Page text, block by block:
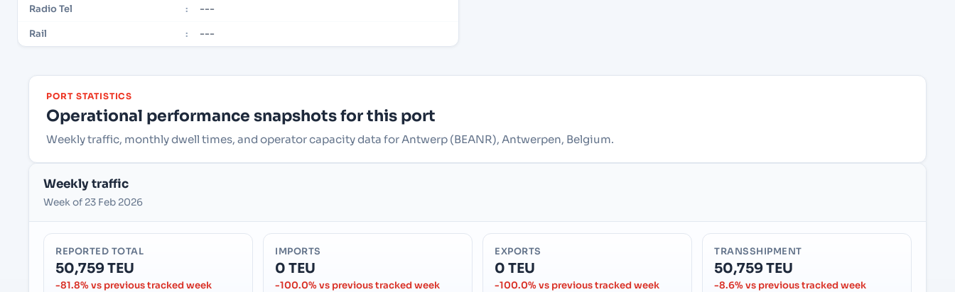
Radio Tel : ---
Rail : ---
PORT STATISTICS
Operational performance snapshots for this port
Weekly traffic, monthly dwell times, and operator capacity data for Antwerp (BEANR), Antwerpen, Belgium.
Weekly traffic
Week of 23 Feb 2026
REPORTED TOTAL
50,759 TEU
-81.8% vs previous tracked week
IMPORTS
0 TEU
-100.0% vs previous tracked week
EXPORTS
0 TEU
-100.0% vs previous tracked week
TRANSSHIPMENT
50,759 TEU
-8.6% vs previous tracked week